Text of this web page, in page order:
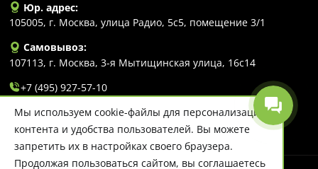
Юр. адрес:
105005, г. Москва, улица Радио, 5с5, помещение 3/1
Самовывоз:
107113, г. Москва, 3-я Мытищинская улица, 16с14
+7 (495) 927-57-10
info@evlart.ru
Мы используем cookie-файлы для персонализации
контента и удобства пользователей. Вы можете
запретить их в настройках своего браузера.
Продолжая пользоваться сайтом, вы соглашаетесь